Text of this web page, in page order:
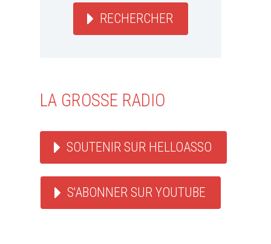
RECHERCHER
LA GROSSE RADIO
SOUTENIR SUR HELLOASSO
S'ABONNER SUR YOUTUBE